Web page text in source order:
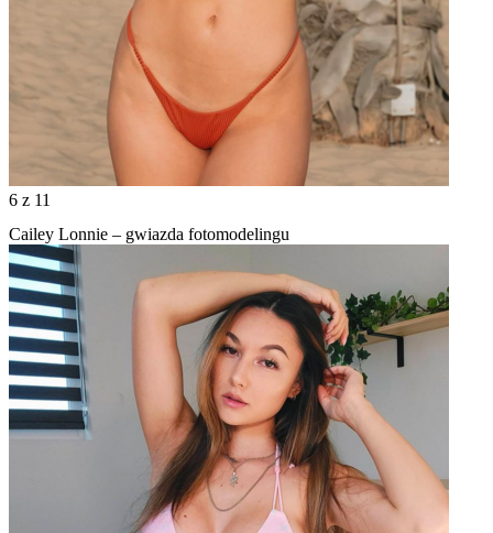
6 z 11
Cailey Lonnie – gwiazda fotomodelingu